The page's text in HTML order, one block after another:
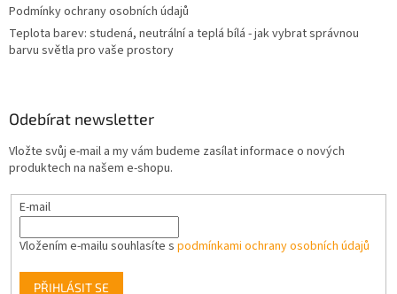
Podmínky ochrany osobních údajů
Teplota barev: studená, neutrální a teplá bílá - jak vybrat správnou
barvu světla pro vaše prostory
Odebírat newsletter
Vložte svůj e-mail a my vám budeme zasílat informace o nových
produktech na našem e-shopu.
E-mail
Vložením e-mailu souhlasíte s podmínkami ochrany osobních údajů
PŘIHLÁSIT SE